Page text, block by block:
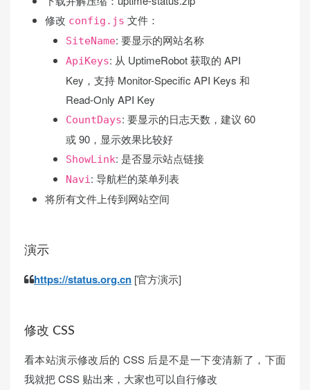
修改 config.js 文件：
SiteName: 要显示的网站名称
ApiKeys: 从 UptimeRobot 获取的 API
Key，支持 Monitor-Specific API Keys 和
Read-Only API Key
CountDays: 要显示的日志天数，建议 60
或 90，显示效果比较好
ShowLink: 是否显示站点链接
Navi: 导航栏的菜单列表
将所有文件上传到网站空间
演示
https://status.org.cn [官方演示]
修改 CSS
看本站演示修改后的 CSS 后是不是一下变清新了，下面
我就把 CSS 贴出来，大家也可以自行修改